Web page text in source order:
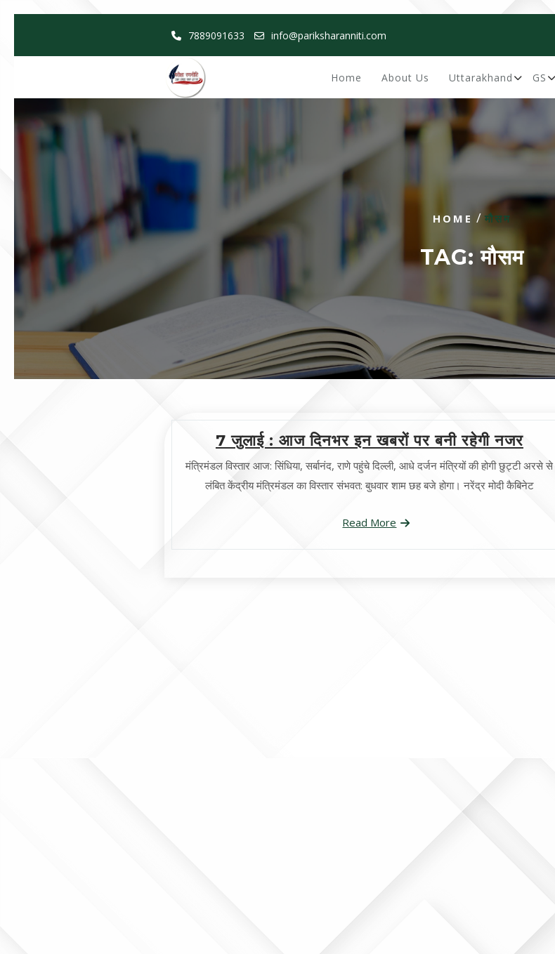
7889091633 info@pariksharanniti.com
Home About Us Uttarakhand GS
HOME / मौसम
TAG:मौसम
7 जुलाई : आज दिनभर इन खबरों पर बनी रहेगी नजर
मंत्रिमंडल विस्तार आज: सिंधिया, सर्बानंद, राणे पहुंचे दिल्ली, आधे दर्जन मंत्रियों की होगी छुट्टी अरसे से
लंबित केंद्रीय मंत्रिमंडल का विस्तार संभवत: बुधवार शाम छह बजे होगा। नरेंद्र मोदी कैबिनेट
Read More